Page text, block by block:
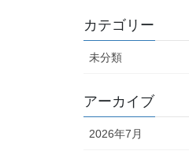
カテゴリー
未分類
アーカイブ
2026年7月